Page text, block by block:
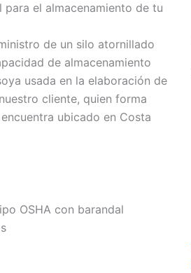
para el almacenamiento de tu
de un silo atornillado
de almacenamiento
usada en la elaboración de
cliente, quien forma
ubicado en Costa
OSHA con barandal